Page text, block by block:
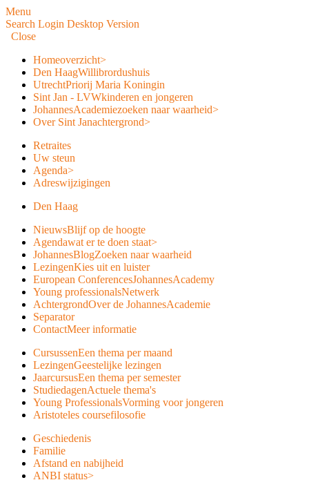
Menu
Search Login Desktop Version
Close
Homeoverzicht>
Den HaagWillibrordushuis
UtrechtPriorij Maria Koningin
Sint Jan - LVWkinderen en jongeren
JohannesAcademiezoeken naar waarheid>
Over Sint Janachtergrond>
Retraites
Uw steun
Agenda>
Adreswijzigingen
Den Haag
NieuwsBlijf op de hoogte
Agendawat er te doen staat>
JohannesBlogZoeken naar waarheid
LezingenKies uit en luister
European ConferencesJohannesAcademy
Young professionalsNetwerk
AchtergrondOver de JohannesAcademie
Separator
ContactMeer informatie
CursussenEen thema per maand
LezingenGeestelijke lezingen
JaarcursusEen thema per semester
StudiedagenActuele thema's
Young ProfessionalsVorming voor jongeren
Aristoteles coursefilosofie
Geschiedenis
Familie
Afstand en nabijheid
ANBI status>